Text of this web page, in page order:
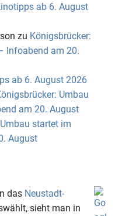
ab 6. August
zu Königsbrücker:
Infoabend am 20.
ab 6. August 2026
Umbau
am 20. August
startet im
August
das Neustadt-
sieht man in